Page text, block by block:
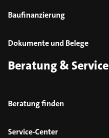
Baufinanzierung
Dokumente und Belege
Beratung & Service
Beratung finden
Service-Center